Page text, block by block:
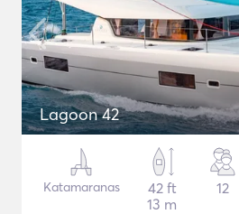
Lagoon 42
Katamaranas
42 ft
13 m
12